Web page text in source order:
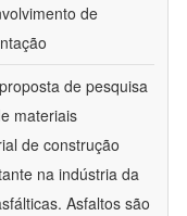
de
de pesquisa
materiais
de construção
na indústria da
Asfaltos são